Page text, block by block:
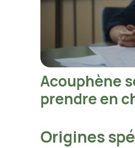
Acouphène
prendre en
Origines